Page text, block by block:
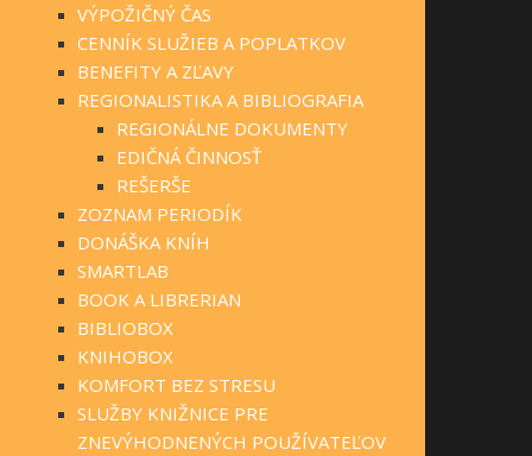
VÝPOŽIČNÝ ČAS
CENNÍK SLUŽIEB A POPLATKOV
BENEFITY A ZĽAVY
REGIONALISTIKA A BIBLIOGRAFIA
REGIONÁLNE DOKUMENTY
EDIČNÁ ČINNOSŤ
REŠERŠE
ZOZNAM PERIODÍK
DONÁŠKA KNÍH
SMARTLAB
BOOK A LIBRERIAN
BIBLIOBOX
KNIHOBOX
KOMFORT BEZ STRESU
SLUŽBY KNIŽNICE PRE
ZNEVÝHODNENÝCH POUŽÍVATEĽOV